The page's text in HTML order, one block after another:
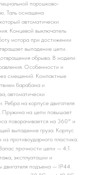
порошково-
Таль оснащена
автоматически
Концевой выключатель
мотора при достижении
выпадение цепи.
обрыва. В модели
Особенности и
смещений. Компактные
барабана и
автоматически
Ребра на корпусе двигателя
Пружина на цепи повышает
поворачивается на 360° и
выпадение груза. Корпус
из противоударного пластика.
прочности цепи — 4:1.
эксплуатации и
двигателя подъема — IP44.